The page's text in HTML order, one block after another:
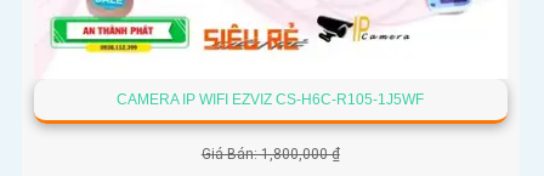
CAMERA IP WIFI EZVIZ CS-H6C-R105-1J5WF
Giá Bán: 1,800,000 ₫